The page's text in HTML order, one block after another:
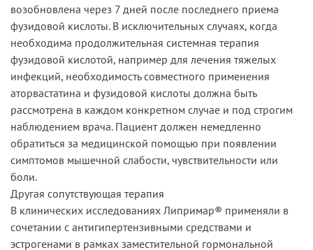
возобновлена через 7 дней после последнего приема
фузидовой кислоты. В исключительных случаях, когда
необходима продолжительная системная терапия
фузидовой кислотой, например для лечения тяжелых
инфекций, необходимость совместного применения
аторвастатина и фузидовой кислоты должна быть
рассмотрена в каждом конкретном случае и под строгим
наблюдением врача. Пациент должен немедленно
обратиться за медицинской помощью при появлении
симптомов мышечной слабости, чувствительности или
боли.
Другая сопутствующая терапия
В клинических исследованиях Липримар® применяли в
сочетании с антигипертензивными средствами и
эстрогенами в рамках заместительной гормональной